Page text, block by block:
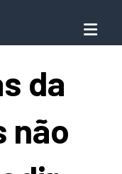
da
não